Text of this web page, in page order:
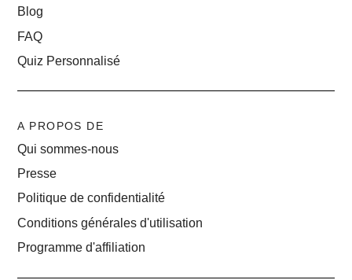
Blog
FAQ
Quiz Personnalisé
A PROPOS DE
Qui sommes-nous
Presse
Politique de confidentialité
Conditions générales d'utilisation
Programme d'affiliation